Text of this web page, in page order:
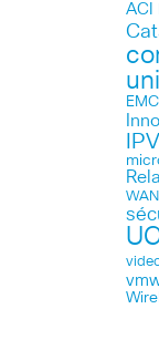
ACI
EMC
WAN